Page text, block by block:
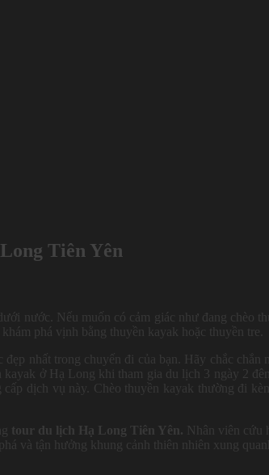
Tiên Yên
nước. Nếu muốn có cảm giác như đang chèo
phá vịnh bằng thuyền kayak hoặc thuyền tre.
nhất trong chuyến đi của bạn. Hãy chắc chắn
kayak ở Hạ Long khi tham gia du lịch 3 ngày 2
dịch vụ này. Chèo thuyền kayak thường đi
tour du lịch Hạ Long Tiên Yên. Nhân viên cứu
và tận hưởng khung cảnh thiên nhiên xung